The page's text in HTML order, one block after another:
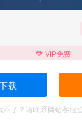
VIP免费
载
不了？请联系网站客服